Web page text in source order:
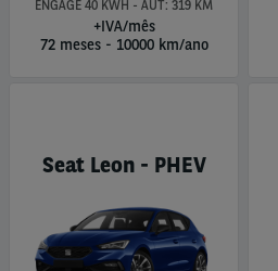
ENGAGE 40 KWH - AUT: 319 KM
+IVA/mês
72 meses - 10000 km/ano
Seat Leon - PHEV